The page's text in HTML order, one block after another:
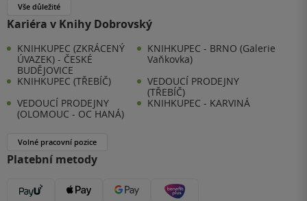
Vše důležité
Kariéra v Knihy Dobrovský
KNIHKUPEC (ZKRÁCENÝ
ÚVAZEK) - ČESKÉ
BUDĚJOVICE
KNIHKUPEC - BRNO (Galerie
Vaňkovka)
KNIHKUPEC (TŘEBÍČ)
VEDOUCÍ PRODEJNY
(TŘEBÍČ)
VEDOUCÍ PRODEJNY
(OLOMOUC - OC HANÁ)
KNIHKUPEC - KARVINÁ
Volné pracovní pozice
Platební metody